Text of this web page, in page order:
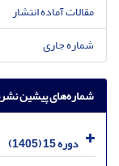
مقالات آماده انتشار
شماره جاری
شماره‌های پیشین
دوره 15 (1405)